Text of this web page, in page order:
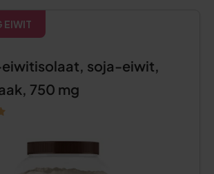
EIWIT
eiwitisolaat, soja-eiwit,
750 mg